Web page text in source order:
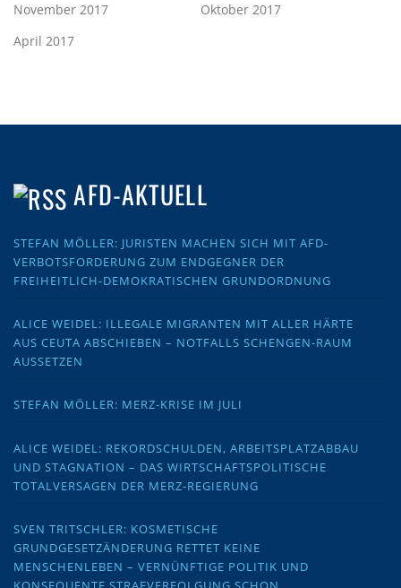
November 2017
Oktober 2017
April 2017
AFD-AKTUELL
STEFAN MÖLLER: JURISTEN MACHEN SICH MIT AFD-
VERBOTSFORDERUNG ZUM ENDGEGNER DER
FREIHEITLICH-DEMOKRATISCHEN GRUNDORDNUNG
ALICE WEIDEL: ILLEGALE MIGRANTEN MIT ALLER HÄRTE
AUS CEUTA ABSCHIEBEN – NOTFALLS SCHENGEN-RAUM
AUSSETZEN
STEFAN MÖLLER: MERZ-KRISE IM JULI
ALICE WEIDEL: REKORDSCHULDEN, ARBEITSPLATZABBAU
UND STAGNATION – DAS WIRTSCHAFTSPOLITISCHE
TOTALVERSAGEN DER MERZ-REGIERUNG
SVEN TRITSCHLER: KOSMETISCHE
GRUNDGESETZÄNDERUNG RETTET KEINE
MENSCHENLEBEN – VERNÜNFTIGE POLITIK UND